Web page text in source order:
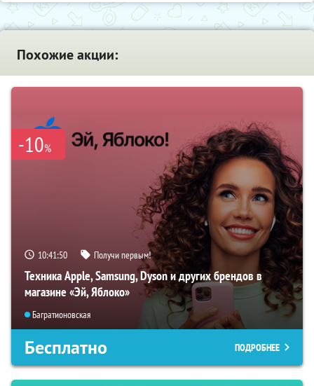
Похожие акции:
-10%
10:41:49 Получи первым!
Техника Apple, Samsung, Dyson и других брендов в
магазине «Эй, Яблоко»
Багратионовская
Бесплатно ПОДРОБНЕЕ